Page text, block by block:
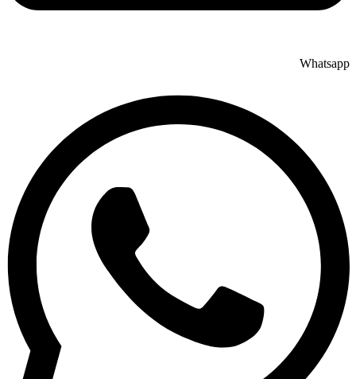
Whatsapp